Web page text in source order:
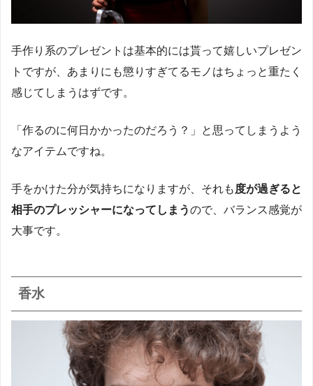
手作り系のプレゼントは基本的には貰って嬉しいプレゼン
トですが、あまりにも懲りすぎてるモノはちょっと重たく
感じてしまうはずです。
「作るのに何日かかったのだろう？」と思ってしまうよう
なアイテムですね。
手をかけた分が気持ちになりますが、それも 度が過ぎると
相手のプレッシャーになってしまうので、バランス感覚が
大事です。
香水